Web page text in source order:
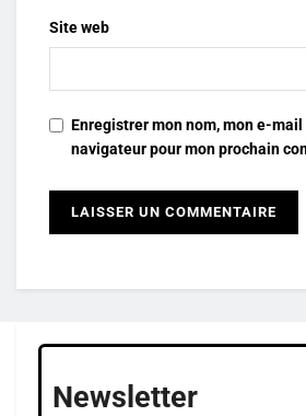
Site web
Enregistrer mon nom, mon e-
navigateur pour mon prochain
Newsletter